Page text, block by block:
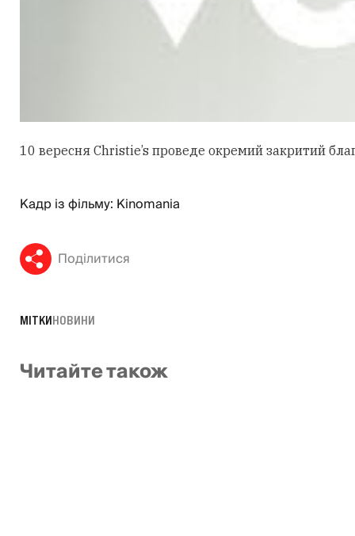
10 вересня Christie’s проведе окремий закритий
Кадр із фільму: Kinomania
Поділитися
МІТКИНОВИНИ
Читайте також